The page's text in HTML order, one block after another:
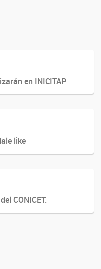
en INICITAP
like
CONICET.